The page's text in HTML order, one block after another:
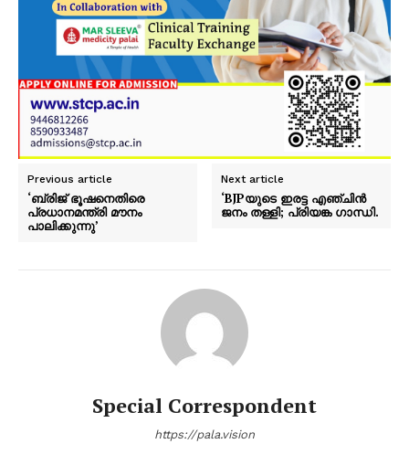
Previous article
‘ബ്രിജ് ഭൂഷനെതിരെ
പ്രധാനമന്ത്രി മൗനം
പാലിക്കുന്നു’
Next article
‘BJPയുടെ ഇരട്ട എഞ്ചിൻ
ജനം തള്ളി; പ്രിയങ്ക ഗാന്ധി.
Special Correspondent
https://pala.vision